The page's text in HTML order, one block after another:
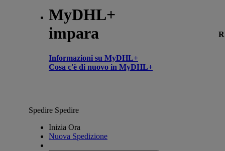
MyDHL+
impara
Informazioni su MyDHL+
Cosa c'è di nuovo in MyDHL+
Spedire Spedire
Inizia Ora
Nuova Spedizione